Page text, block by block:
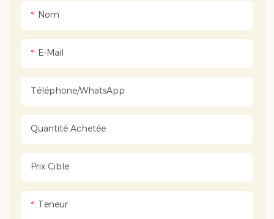
Nom
E-Mail
Téléphone/WhatsApp
Quantité Achetée
Prix ​​cible
Teneur